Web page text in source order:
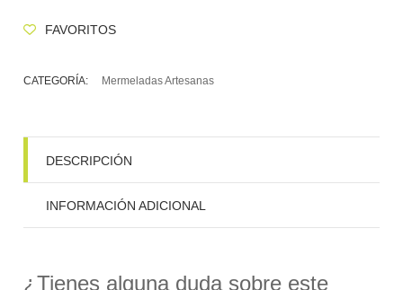
FAVORITOS
CATEGORÍA: Mermeladas Artesanas
DESCRIPCIÓN
INFORMACIÓN ADICIONAL
¿Tienes alguna duda sobre este